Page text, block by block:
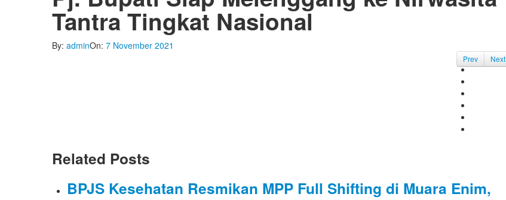
Tantra Tingkat Nasional
By: adminOn: 7 November 2021
Prev Next
Related Posts
BPJS Kesehatan Resmikan MPP Full Shifting di Muara Enim,